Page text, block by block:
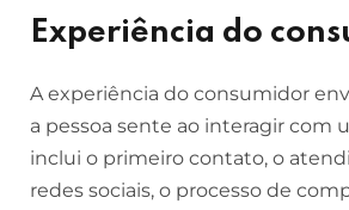
Experiência do
A experiência do consumidor
a pessoa sente ao interagir com
inclui o primeiro contato, o
redes sociais, o processo de